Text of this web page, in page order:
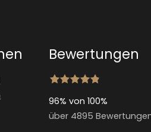
Bewertungen
96% von 100%
über 4895